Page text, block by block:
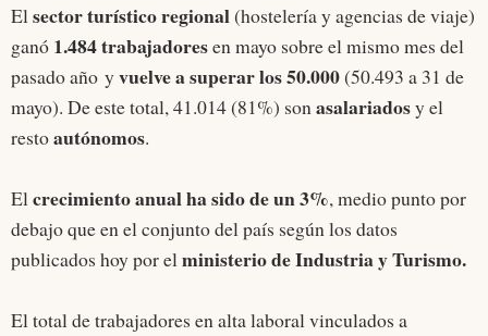
Elsector turístico regional(hostelería y agencias de viaje)
ganó 1.484 trabajadoresen mayo sobre el mismo mes del
pasado año yvuelve a superar los 50.000(50.493 a 31 de
mayo). De este total, 41.014 (81%) sonasalariadosy el
restoautónomos.
Elcrecimiento anual ha sido de un 3%, medio punto por
debajo que en el conjunto del país según los datos
publicados hoy por elministerio de Industria y Turismo.
El total de trabajadores en alta laboral vinculados a